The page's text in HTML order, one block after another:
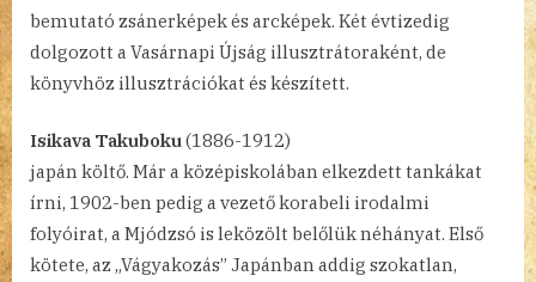
bemutató zsánerképek és arcképek. Két évtizedig
dolgozott a Vasárnapi Újság illusztrátoraként, de
könyvhöz illusztrációkat és készített.
Isikava Takuboku(1886-1912)
japán költő. Már a középiskolában elkezdett tankákat
írni, 1902-ben pedig a vezető korabeli irodalmi
folyóirat, a Mjódzsó is leközölt belőlük néhányat. Első
kötete, az „Vágyakozás” Japánban addig szokatlan,